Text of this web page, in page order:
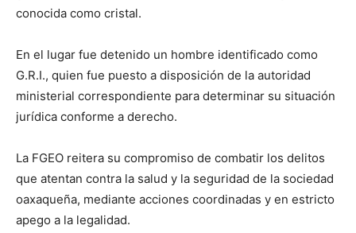
conocida como cristal.
En el lugar fue detenido un hombre identificado como
G.R.I., quien fue puesto a disposición de la autoridad
ministerial correspondiente para determinar su situación
jurídica conforme a derecho.
La FGEO reitera su compromiso de combatir los delitos
que atentan contra la salud y la seguridad de la sociedad
oaxaqueña, mediante acciones coordinadas y en estricto
apego a la legalidad.